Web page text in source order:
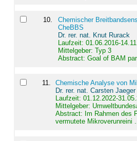
10.
Chemischer
CheBBS
Dr. rer. nat. Knut Rurack
Laufzeit: 01.06.2016-
Mittelgeber: Typ 3
Abstract:Goal of BAM
11
Chemische Analyse von
Dr. rer. nat. Carsten Jaeger
Laufzeit: 01.12.2022-
Mittelgeber:
Abstract: Im Rahmen des
vermutete Mikroverunreini ...